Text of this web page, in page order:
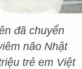
đã chuyển
não Nhật
trẻ em Việt